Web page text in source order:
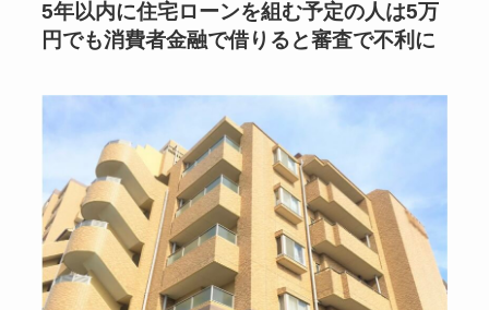
5年以内に住宅ローンを組む予定の人は5万
円でも消費者金融で借りると審査で不利に